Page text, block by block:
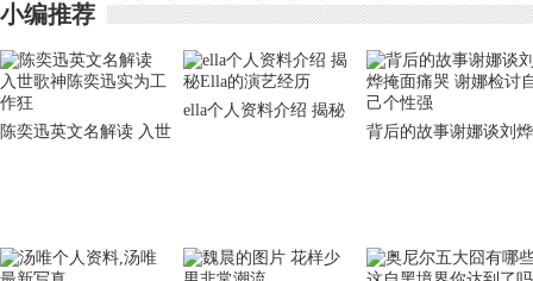
小编推荐
陈奕迅英文名解读 入世
ella个人资料介绍 揭秘
背后的故事谢娜谈刘烨